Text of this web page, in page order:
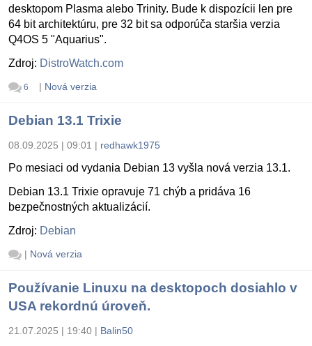
desktopom Plasma alebo Trinity. Bude k dispozícii len pre
64 bit architektúru, pre 32 bit sa odporúča staršia verzia
Q4OS 5 "Aquarius".
Zdroj: DistroWatch.com
6 | Nová verzia
Debian 13.1 Trixie
08.09.2025 | 09:01 | redhawk1975
Po mesiaci od vydania Debian 13 vyšla nová verzia 13.1.
Debian 13.1 Trixie opravuje 71 chýb a pridáva 16
bezpečnostných aktualizácií.
Zdroj: Debian
| Nová verzia
Používanie Linuxu na desktopoch dosiahlo v
USA rekordnú úroveň.
21.07.2025 | 19:40 | Balin50